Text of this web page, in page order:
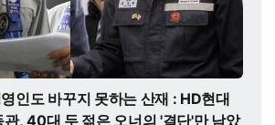
인도 바꾸지 못하는 산재 : HD현대
관, 40대 두 젊은 오너의 '결단'만 남았